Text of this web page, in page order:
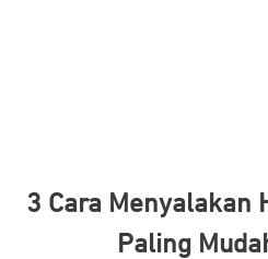
3 Cara Menyalakan
Paling